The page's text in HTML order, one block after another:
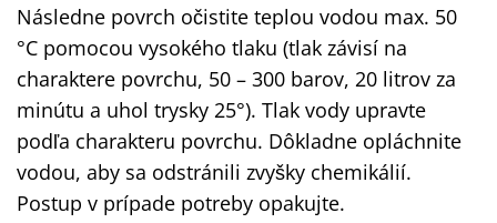
Následne povrch očistite teplou vodou max. 50
°C pomocou vysokého tlaku (tlak závisí na
charaktere povrchu, 50 – 300 barov, 20 litrov za
minútu a uhol trysky 25°). Tlak vody upravte
podľa charakteru povrchu. Dôkladne opláchnite
vodou, aby sa odstránili zvyšky chemikálií.
Postup v prípade potreby opakujte.